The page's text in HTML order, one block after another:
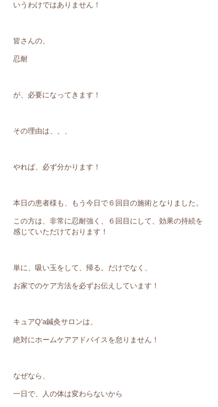
いうわけではありません！
皆さんの、
忍耐
が、必要になってきます！
その理由は、、、
やれば、必ず分かります！
本日の患者様も、もう今日で６回目の施術となりました。
この方は、非常に忍耐強く、６回目にして、効果の持続を
感じていただけております！
単に、吸い玉をして、帰る。だけでなく、
お家でのケア方法を必ずお伝えしています！
キュアQ’a鍼灸サロンは、
絶対にホームケアアドバイスを怠りません！
なぜなら、
一日で、人の体は変わらないから